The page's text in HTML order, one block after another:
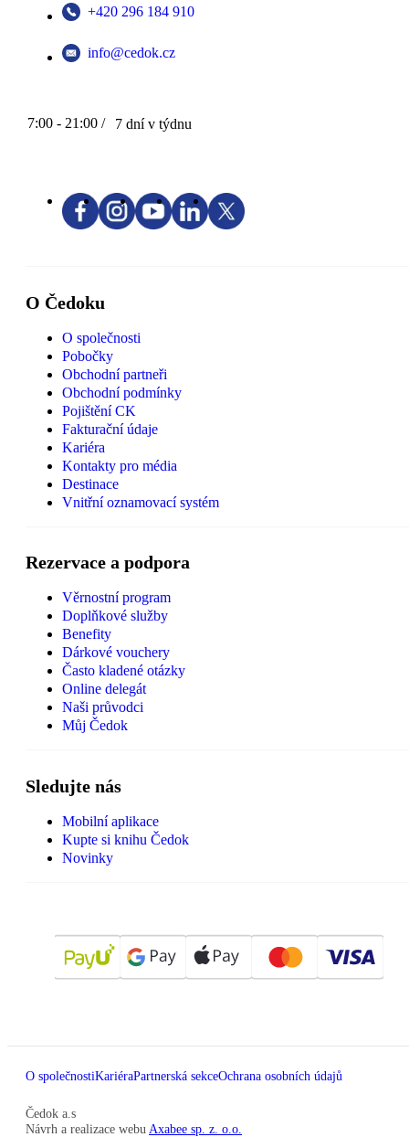
+420 296 184 910
info@cedok.cz
7:00 - 21:00 / 7 dní v týdnu
O Čedoku
O společnosti
Pobočky
Obchodní partneři
Obchodní podmínky
Pojištění CK
Fakturační údaje
Kariéra
Kontakty pro média
Destinace
Vnitřní oznamovací systém
Rezervace a podpora
Věrnostní program
Doplňkové služby
Benefity
Dárkové vouchery
Často kladené otázky
Online delegát
Naši průvodci
Můj Čedok
Sledujte nás
Mobilní aplikace
Kupte si knihu Čedok
Novinky
O společnostiKariéraPartnerská sekceOchrana osobních údajů
Čedok a.s
Návrh a realizace webu Axabee sp. z. o.o.